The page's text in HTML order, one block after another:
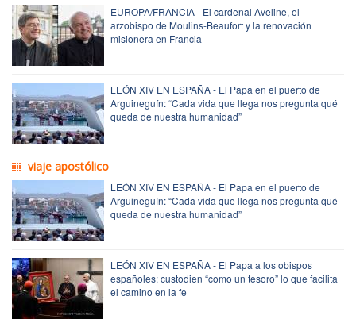
EUROPA/FRANCIA - El cardenal Aveline, el
arzobispo de Moulins-Beaufort y la renovación
misionera en Francia
LEÓN XIV EN ESPAÑA - El Papa en el puerto de
Arguineguín: “Cada vida que llega nos pregunta qué
queda de nuestra humanidad”
viaje apostólico
LEÓN XIV EN ESPAÑA - El Papa en el puerto de
Arguineguín: “Cada vida que llega nos pregunta qué
queda de nuestra humanidad”
LEÓN XIV EN ESPAÑA - El Papa a los obispos
españoles: custodien “como un tesoro” lo que facilita
el camino en la fe